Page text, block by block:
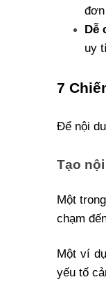
Dễ
uy
7
Để nội
Tạo
Một
chạm
Một ví
yếu tố